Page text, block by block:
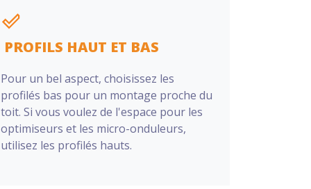
PROFILS HAUT ET BAS
Pour un bel aspect, choisissez les
profilés bas pour un montage proche du
toit. Si vous voulez de l'espace pour les
optimiseurs et les micro-onduleurs,
utilisez les profilés hauts.